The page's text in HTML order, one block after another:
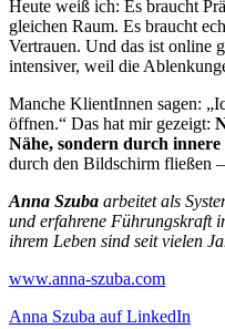
Heute weiß ich: Es braucht
gleichen Raum. Es braucht
Vertrauen. Und das ist online
intensiver, weil die
Manche KlientInnen sagen:
öffnen.“ Das hat mir gezeigt:
Nähe, sondern durch
durch den Bildschirm fließen
Anna Szuba arbeitet als
und erfahrene Führungskraft
ihrem Leben sind seit vielen
www.anna-szuba.com
Anna Szuba auf LinkedIn